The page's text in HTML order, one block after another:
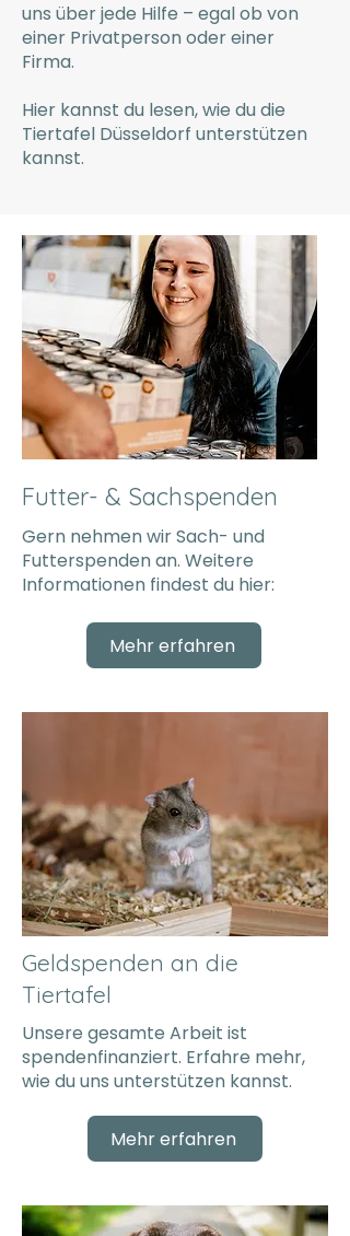
uns über jede Hilfe – egal ob von
einer Privatperson oder einer
Firma.
Hier kannst du lesen, wie du die
Tiertafel Düsseldorf unterstützen
kannst.
Futter- & Sachspenden
Gern nehmen wir Sach- und
Futterspenden an. Weitere
Informationen findest du hier:
Mehr erfahren
Geldspenden an die
Tiertafel
Unsere gesamte Arbeit ist
spendenfinanziert. Erfahre mehr,
wie du uns unterstützen kannst.
Mehr erfahren